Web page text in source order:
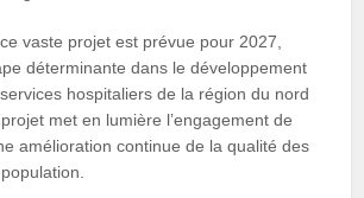
vaste projet est prévue pour 2027,
déterminante dans le développement
hospitaliers de la région du nord
met en lumière l’engagement de
amélioration continue de la qualité des